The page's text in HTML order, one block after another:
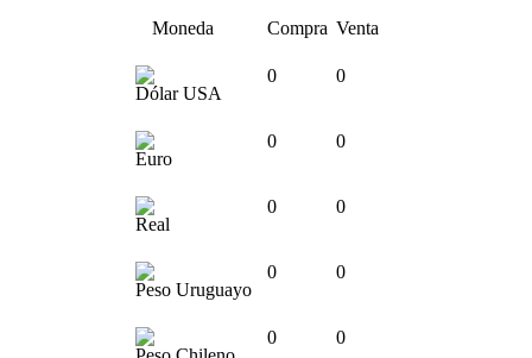
Moneda Compra Venta
Dólar USA
0 0
Euro
0 0
Real
0 0
Peso Uruguayo
0 0
0 0